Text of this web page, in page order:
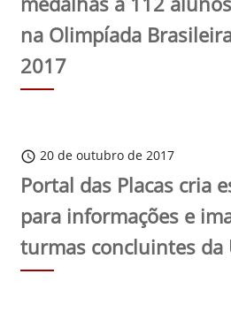
na Olimpíada
2017
schedule 20 de outubro de 2017
Portal das Placas cria
para informações e
turmas concluintes da